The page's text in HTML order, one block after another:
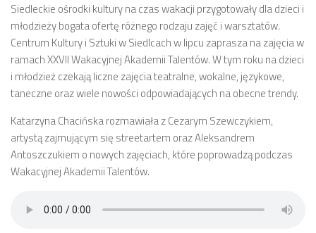
Siedleckie ośrodki kultury na czas wakacji przygotowały dla dzieci i
młodzieży bogata ofertę różnego rodzaju zajęć i warsztatów.
Centrum Kultury i Sztuki w Siedlcach w lipcu zaprasza na zajęcia w
ramach XXVII Wakacyjnej Akademii Talentów. W tym roku na dzieci
i młodzież czekają liczne zajęcia teatralne, wokalne, językowe,
taneczne oraz wiele nowości odpowiadających na obecne trendy.
Katarzyna Chacińska rozmawiała z Cezarym Szewczykiem,
artystą zajmującym się streetartem oraz Aleksandrem
Antoszczukiem o nowych zajęciach, które poprowadzą podczas
Wakacyjnej Akademii Talentów.